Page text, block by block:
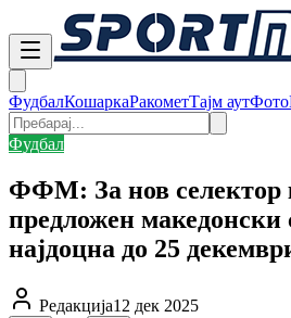
ФудбалКошаркаРакометТајм аутФото
Фудбал
ФФМ: За нов селектор
предложен македонски
најдоцна до 25
Редакција12 дек 2025